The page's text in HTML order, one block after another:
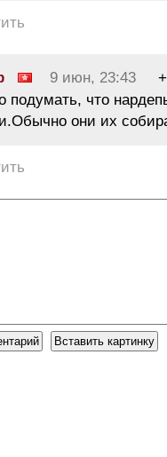
9 июн, 23:43
подумать, что
они их